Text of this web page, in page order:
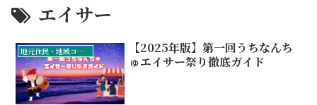
エイサー
地元住民・地域コミュニティ
【2025年版】第一回うちなんち
ゅエイサー祭り徹底ガイド